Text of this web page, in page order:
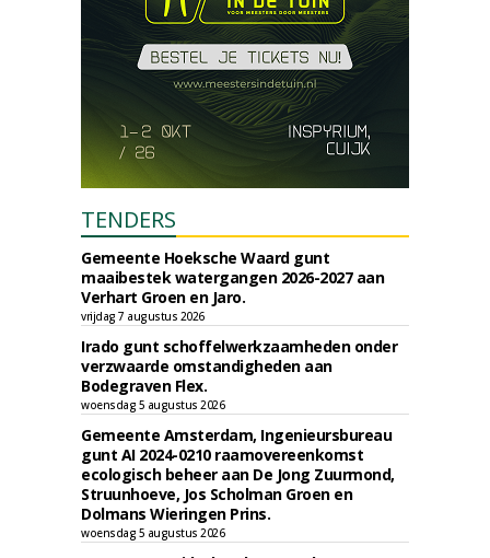
TENDERS
Gemeente Hoeksche Waard gunt
maaibestek watergangen 2026-2027 aan
Verhart Groen en Jaro.
vrijdag 7 augustus 2026
Irado gunt schoffelwerkzaamheden onder
verzwaarde omstandigheden aan
Bodegraven Flex.
woensdag 5 augustus 2026
Gemeente Amsterdam, Ingenieursbureau
gunt AI 2024-0210 raamovereenkomst
ecologisch beheer aan De Jong Zuurmond,
Struunhoeve, Jos Scholman Groen en
Dolmans Wieringen Prins.
woensdag 5 augustus 2026